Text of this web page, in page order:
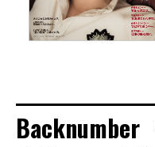
Backnumber